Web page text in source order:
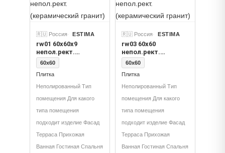
🇷🇺 Россия ESTIMA
rw01 60x60x9
непол.рект.
(керамический
гранит)
60x60
Плитка
Неполированный Тип
помещения Для какого
типа помещения
подходит изделие Фасад
Терраса Прихожая
Ванная Гостиная Спальня
🇷🇺 Россия ESTIMA
rw03 60x60
непол.рект.
(керамический
гранит)
60x60
Плитка
Неполированный Тип
помещения Для какого
типа помещения
подходит изделие Фасад
Терраса Прихожая
Ванная Гостиная Спальня